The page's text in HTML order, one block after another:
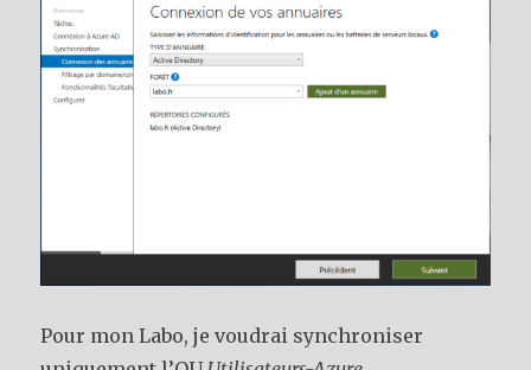
Pour mon Labo, je voudrai synchroniser